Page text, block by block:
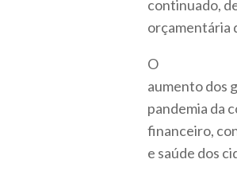
continuado,
orçamentária
O
aumento dos
pandemia da
financeiro,
e saúde dos